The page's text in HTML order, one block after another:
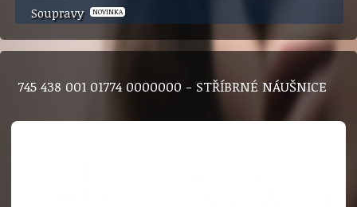
Soupravy
NOVINKA
745 438 001 01774 0000000 - STŘÍBRNÉ NÁUŠNICE